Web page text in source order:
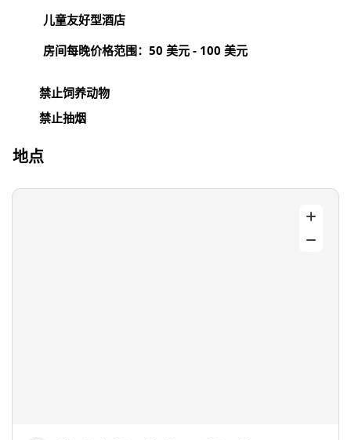
儿童友好型酒店
房间每晚价格范围：50 美元 - 100 美元
禁止饲养动物
禁止抽烟
地点